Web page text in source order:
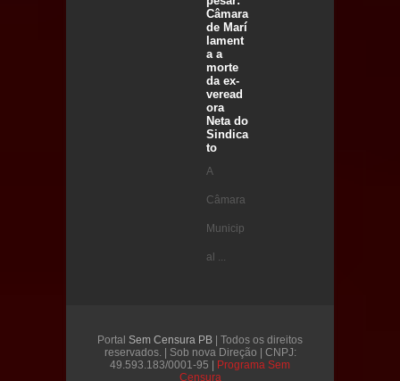
Câmara
de Marí
lament
a a
morte
da ex-
veread
ora
Neta do
Sindica
to
A
Câmara
Municip
al ...
Portal Sem Censura PB | Todos os direitos
reservados. | Sob nova Direção | CNPJ:
49.593.183/0001-95 |
Programa Sem
Censura